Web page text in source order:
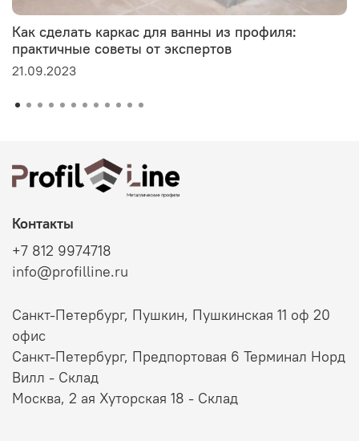
Как сделать каркас для ванны из профиля:
практичные советы от экспертов
21.09.2023
Контакты
+7 812 9974718
info@profilline.ru
Санкт-Петербург, Пушкин, Пушкинская 11 оф 20
офис
Санкт-Петербург, Предпортовая 6 Терминал Норд
Вилл - Склад
Москва, 2 ая Хуторская 18 - Склад